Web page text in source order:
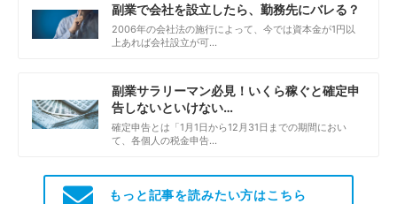
副業で会社を設立したら、勤務先にバレる？
2006年の会社法の施行によって、今では資本金が1円以
上あれば会社設立が可…
副業サラリーマン必見！いくら稼ぐと確定申
告しないといけない…
確定申告とは「1月1日から12月31日までの期間におい
て、各個人の税金申告…
もっと記事を読みたい方はこちら